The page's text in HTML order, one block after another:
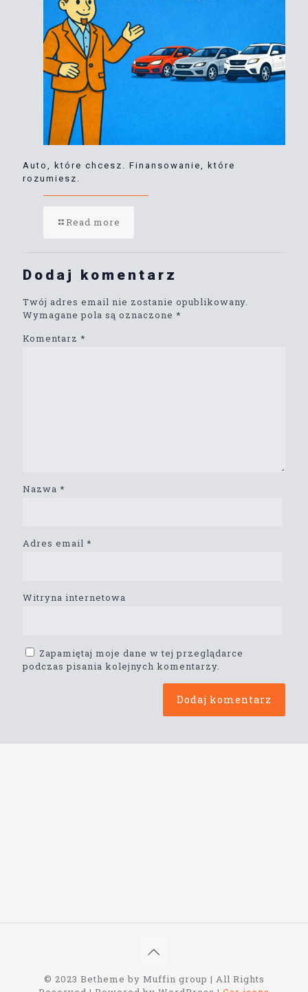
Auto, które chcesz. Finansowanie, które
rozumiesz.
Read more
Dodaj komentarz
Twój adres email nie zostanie opublikowany.
Wymagane pola są oznaczone *
Komentarz *
Nazwa *
Adres email *
Witryna internetowa
Zapamiętaj moje dane w tej przeglądarce
podczas pisania kolejnych komentarzy.
© 2023 Betheme by Muffin group | All Rights